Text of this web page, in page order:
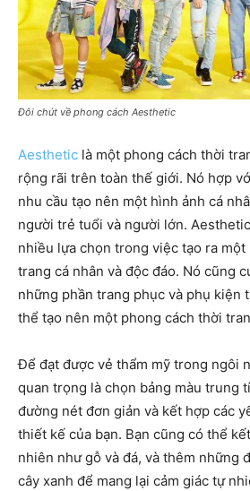
Đôi chút về phong cách Aesthetic
Aesthetic là một phong cách thời
rộng rãi trên toàn thế giới. Nó hợp
nhu cầu tạo nên một hình ảnh cá
người trẻ tuổi và người lớn.
nhiều lựa chọn trong việc tạo ra
trang cá nhân và độc đáo. Nó cũng
những phần trang phục và phụ kiện
thể tạo nên một phong cách thời
Để đạt được vẻ thẩm mỹ trong ngôi
quan trọng là chọn bảng màu trung
đường nét đơn giản và kết hợp các
thiết kế của bạn. Bạn cũng có thể
nhiên như gỗ và đá, và thêm những
cây xanh để mang lại cảm giác tự